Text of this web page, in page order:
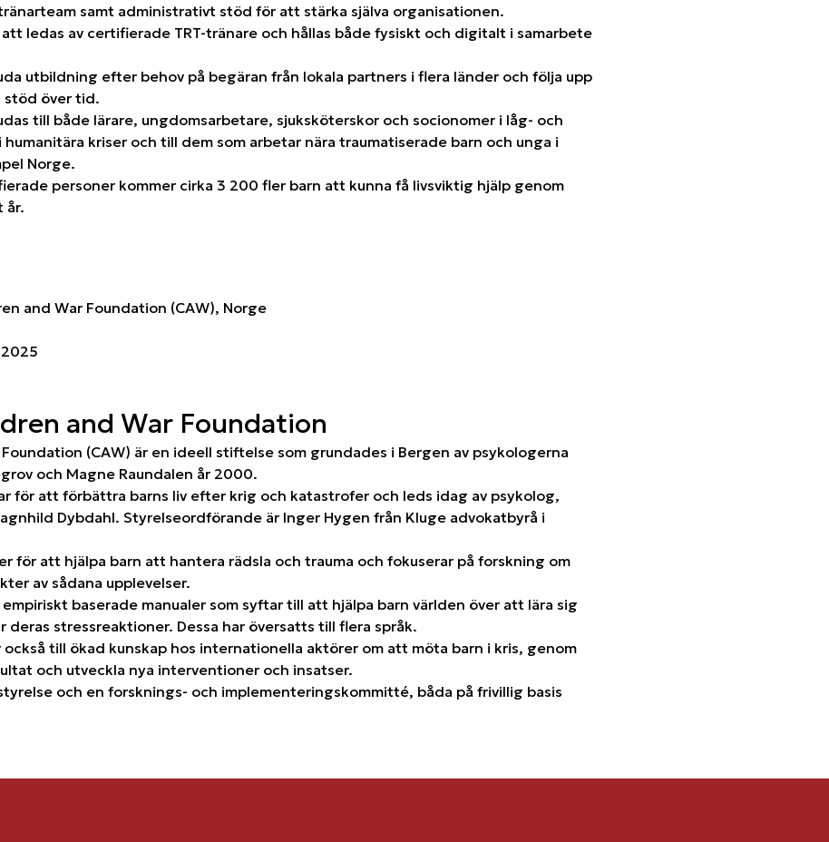
samt administrativt stöd för att stärka själva organisationen.
ledas av certifierade TRT-tränare och hållas både fysiskt och digitalt i samarbete
utbildning efter behov på begäran från lokala partners i flera länder och följa upp
stöd över tid.
till både lärare, ungdomsarbetare, sjuksköterskor och socionomer i låg- och
kriser och till dem som arbetar nära traumatiserade barn och unga i
Norge.
personer kommer cirka 3 200 fler barn att kunna få livsviktig hjälp genom
år.
and War Foundation (CAW), Norge
and War Foundation
(CAW) är en ideell stiftelse som grundades i Bergen av psykologerna
och Magne Raundalen år 2000.
för att förbättra barns liv efter krig och katastrofer och leds idag av psykolog,
Dybdahl. Styrelseordförande är Inger Hygen från Kluge advokatbyrå i
för att hjälpa barn att hantera rädsla och trauma och fokuserar på forskning om
av sådana upplevelser.
baserade manualer som syftar till att hjälpa barn världen över att lära sig
deras stressreaktioner. Dessa har översatts till flera språk.
till ökad kunskap hos internationella aktörer om att möta barn i kris, genom
och utveckla nya interventioner och insatser.
och en forsknings- och implementeringskommitté, båda på frivillig basis